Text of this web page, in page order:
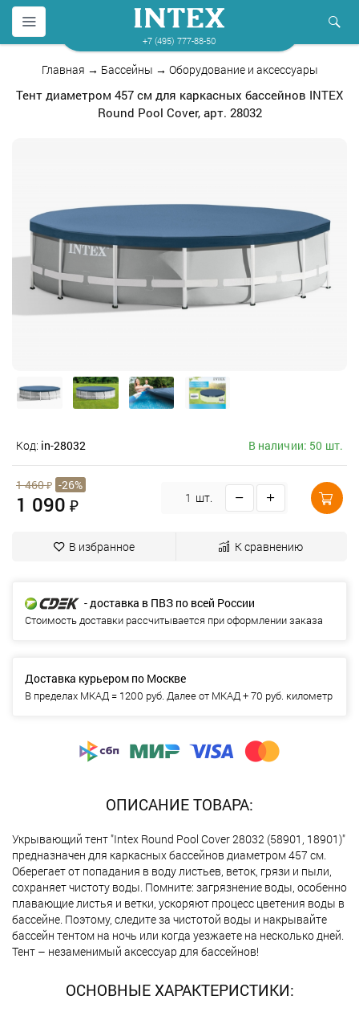
+7 (495) 777-88-50
Главная → Бассейны → Оборудование и аксессуары
Тент диаметром 457 см для каркасных бассейнов INTEX
Round Pool Cover, арт. 28032
Код: in-28032 В наличии: 50 шт.
1 460₽ -26%
1 090 ₽ шт.
В избранное К сравнению
- доставка в ПВЗ по всей России
Стоимость доставки рассчитывается при оформлении заказа
Доставка курьером по Москве
В пределах МКАД = 1200 руб. Далее от МКАД + 70 руб. километр
ОПИСАНИЕ ТОВАРА:
Укрывающий тент "Intex Round Pool Cover 28032 (58901, 18901)"
предназначен для каркасных бассейнов диаметром 457 см.
Оберегает от попадания в воду листьев, веток, грязи и пыли,
сохраняет чистоту воды. Помните: загрязнение воды, особенно
плавающие листья и ветки, ускоряют процесс цветения воды в
бассейне. Поэтому, следите за чистотой воды и накрывайте
бассейн тентом на ночь или когда уезжаете на несколько дней.
Тент – незаменимый аксессуар для бассейнов!
ОСНОВНЫЕ ХАРАКТЕРИСТИКИ: